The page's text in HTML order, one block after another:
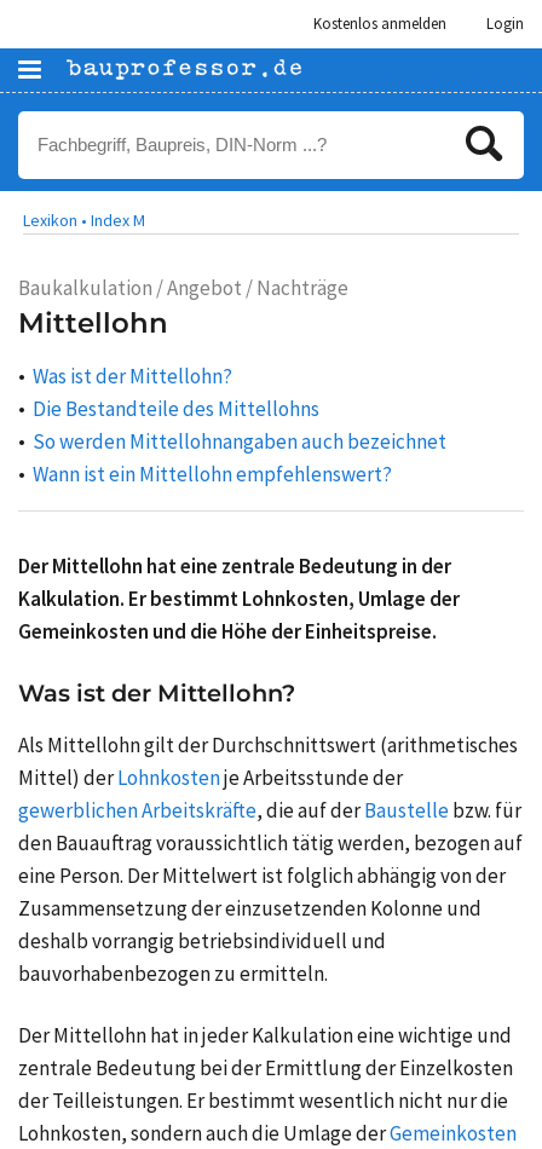
Kostenlos anmelden Login
Lexikon • Index M
Baukalkulation / Angebot / Nachträge
Mittellohn
Was ist der Mittellohn?
Die Bestandteile des Mittellohns
So werden Mittellohnangaben auch bezeichnet
Wann ist ein Mittellohn empfehlenswert?
Der Mittellohn hat eine zentrale Bedeutung in der
Kalkulation. Er bestimmt Lohnkosten, Umlage der
Gemeinkosten und die Höhe der Einheitspreise.
Was ist der Mittellohn?
Als Mittellohn gilt der Durchschnittswert (arithmetisches
Mittel) derLohnkostenje Arbeitsstunde der
gewerblichen Arbeitskräfte, die auf derBaustellebzw. für
den Bauauftrag voraussichtlich tätig werden, bezogen auf
eine Person. Der Mittelwert ist folglich abhängig von der
Zusammensetzung der einzusetzenden Kolonne und
deshalb vorrangig betriebsindividuell und
bauvorhabenbezogen zu ermitteln.
Der Mittellohn hat in jeder Kalkulation eine wichtige und
zentrale Bedeutung bei der Ermittlung der Einzelkosten
der Teilleistungen. Er bestimmt wesentlich nicht nur die
Lohnkosten, sondern auch die Umlage derGemeinkosten